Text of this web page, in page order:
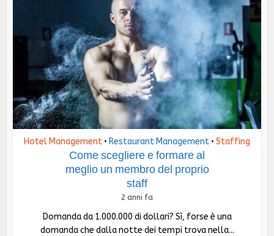
Hotel Management • Restaurant Management • Staffing
Come scegliere e formare al
meglio un membro del proprio
staff
2 anni fa
Domanda da 1.000.000 di dollari? Sì, forse è una
domanda che dalla notte dei tempi trova nella...